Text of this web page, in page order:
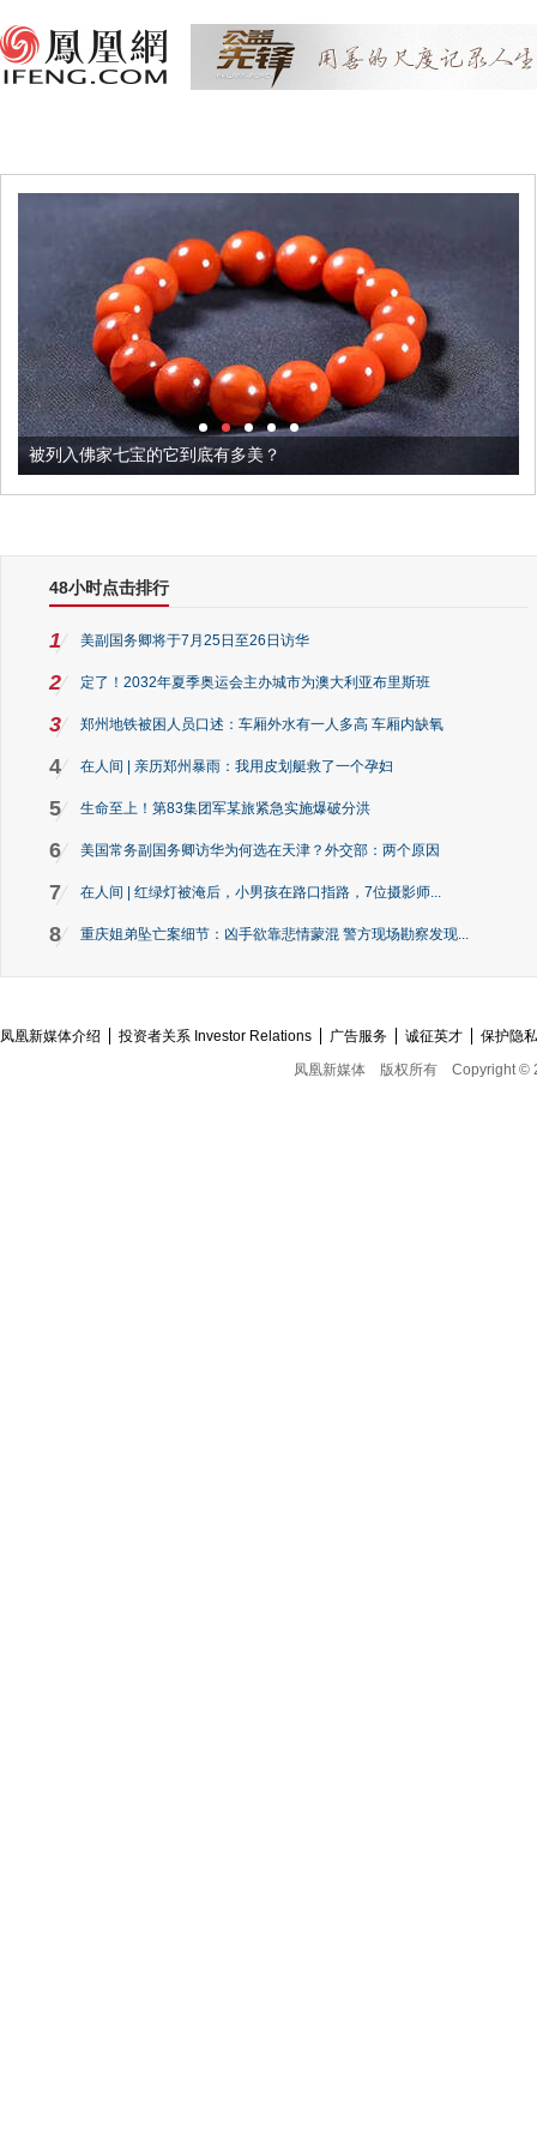
被列入佛家七宝的它到底有多美？
48小时点击排行
1 美副国务卿将于7月25日至26日访华
2 定了！2032年夏季奥运会主办城市为澳大利亚布里斯班
3 郑州地铁被困人员口述：车厢外水有一人多高 车厢内缺氧
4 在人间 | 亲历郑州暴雨：我用皮划艇救了一个孕妇
5 生命至上！第83集团军某旅紧急实施爆破分洪
6 美国常务副国务卿访华为何选在天津？外交部：两个原因
7 在人间 | 红绿灯被淹后，小男孩在路口指路，7位摄影师...
8 重庆姐弟坠亡案细节：凶手欲靠悲情蒙混 警方现场勘察发现...
凤凰新媒体介绍 投资者关系 Investor Relations 广告服务 诚征英才
保护隐
凤凰新媒体
版权所有 Copyright ©